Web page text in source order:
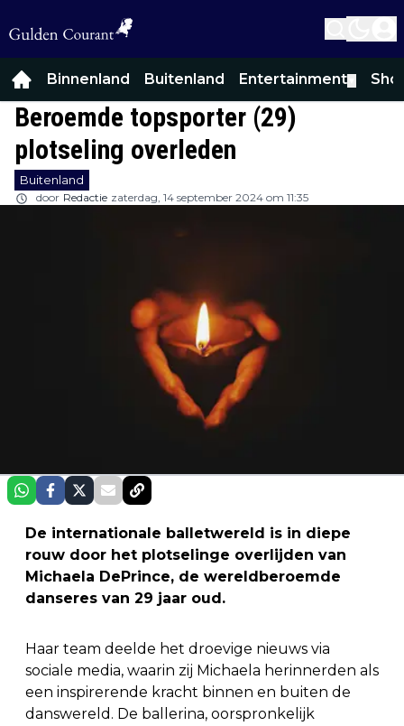
Binnenland Buitenland Entertainment
Beroemde topsporter (29)
plotseling overleden
Buitenland
door Redactie zaterdag, 14 september 2024 om 11:35
De internationale balletwereld is in diepe
rouw door het plotselinge overlijden van
Michaela DePrince, de wereldberoemde
danseres van 29 jaar oud.
Haar team deelde het droevige nieuws via
sociale media, waarin zij Michaela herinnerden als
een inspirerende kracht binnen en buiten de
danswereld. De ballerina, oorspronkelijk